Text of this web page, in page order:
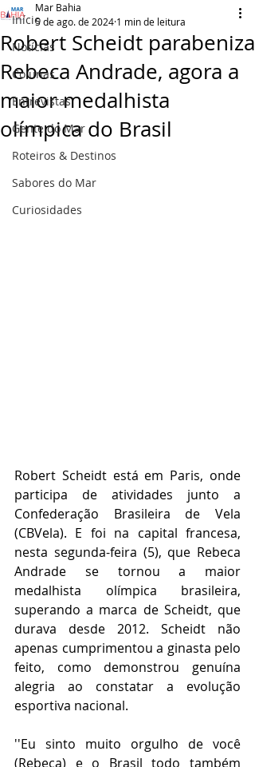
Início
Notícias
Colunas
Entrevistas
Gente do Mar
Roteiros & Destinos
Sabores do Mar
Curiosidades
Robert Scheidt parabeniza
Rebeca Andrade, agora a
maior medalhista
olímpica do Brasil
Mar Bahia
5 de ago. de 2024 1 min de leitura
Robert Scheidt está em Paris, onde
participa de atividades junto a
Confederação Brasileira de Vela
(CBVela). E foi na capital francesa,
nesta segunda-feira (5), que Rebeca
Andrade se tornou a maior
medalhista olímpica brasileira,
superando a marca de Scheidt, que
durava desde 2012. Scheidt não
apenas cumprimentou a ginasta pelo
feito, como demonstrou genuína
alegria ao constatar a evolução
esportiva nacional.
''Eu sinto muito orgulho de você
(Rebeca) e o Brasil todo também